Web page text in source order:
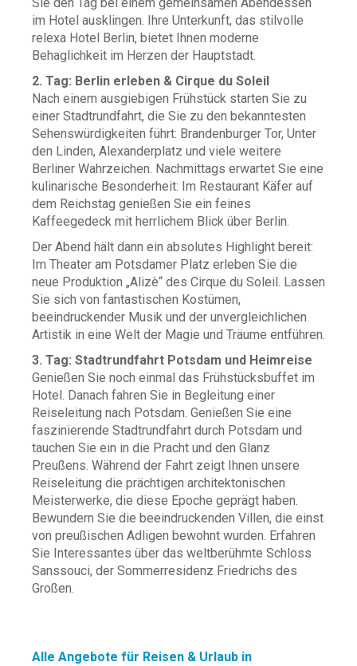
im Hotel ausklingen. Ihre Unterkunft, das stilvolle
relexa Hotel Berlin, bietet Ihnen moderne
Behaglichkeit im Herzen der Hauptstadt.
2. Tag: Berlin erleben & Cirque du Soleil
Nach einem ausgiebigen Frühstück starten Sie zu
einer Stadtrundfahrt, die Sie zu den bekanntesten
Sehenswürdigkeiten führt: Brandenburger Tor, Unter
den Linden, Alexanderplatz und viele weitere
Berliner Wahrzeichen. Nachmittags erwartet Sie eine
kulinarische Besonderheit: Im Restaurant Käfer auf
dem Reichstag genießen Sie ein feines
Kaffeegedeck mit herrlichem Blick über Berlin.
Der Abend hält dann ein absolutes Highlight bereit:
Im Theater am Potsdamer Platz erleben Sie die
neue Produktion „Alizè“ des Cirque du Soleil. Lassen
Sie sich von fantastischen Kostümen,
beeindruckender Musik und der unvergleichlichen
Artistik in eine Welt der Magie und Träume entführen.
3. Tag: Stadtrundfahrt Potsdam und Heimreise
Genießen Sie noch einmal das Frühstücksbuffet im
Hotel. Danach fahren Sie in Begleitung einer
Reiseleitung nach Potsdam. Genießen Sie eine
faszinierende Stadtrundfahrt durch Potsdam und
tauchen Sie ein in die Pracht und den Glanz
Preußens. Während der Fahrt zeigt Ihnen unsere
Reiseleitung die prächtigen architektonischen
Meisterwerke, die diese Epoche geprägt haben.
Bewundern Sie die beeindruckenden Villen, die einst
von preußischen Adligen bewohnt wurden. Erfahren
Sie Interessantes über das weltberühmte Schloss
Sanssouci, der Sommerresidenz Friedrichs des
Großen.
Alle Angebote für Reisen & Urlaub in